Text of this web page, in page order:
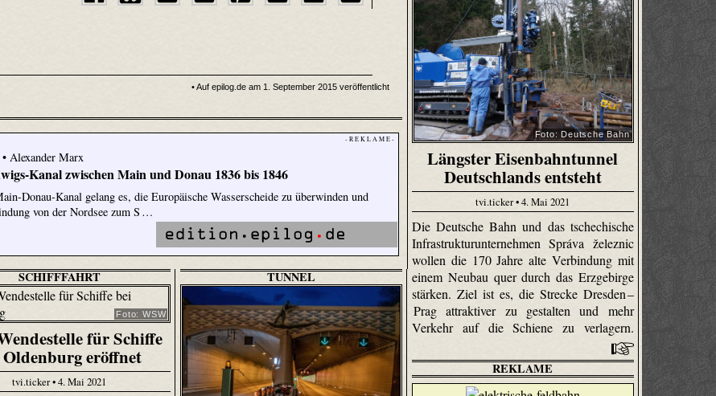
• Auf epilog.de am 1. September 2015 veröffentlicht
- R E K L A M E -
Alexander Marx
Kanal zwischen Main und Donau 1836 bis 1846
Donau-Kanal gelang es, die Europäische Wasserscheide zu überwinden und
von der Nordsee zum S …
Foto: Deutsche Bahn
Längster Eisenbahntunnel
Deutschlands entsteht
tvi.ticker • 4. Mai 2021
Die Deutsche Bahn und das tschechische
Infrastrukturunternehmen Správa železnic
wollen die 170 Jahre alte Verbindung mit
einem Neubau quer durch das Erzgebirge
stärken. Ziel ist es, die Strecke Dresden –
Prag attraktiver zu gestalten und mehr
Verkehr auf die Schiene zu verlagern.
SCHIFFFAHRT
Foto: WSW
für Schiffe
eröffnet
tvi.ticker • 4. Mai 2021
TUNNEL
REKLAME